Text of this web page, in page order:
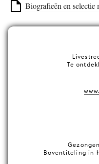
Biografieën en selectie
Te
Boventiteling in